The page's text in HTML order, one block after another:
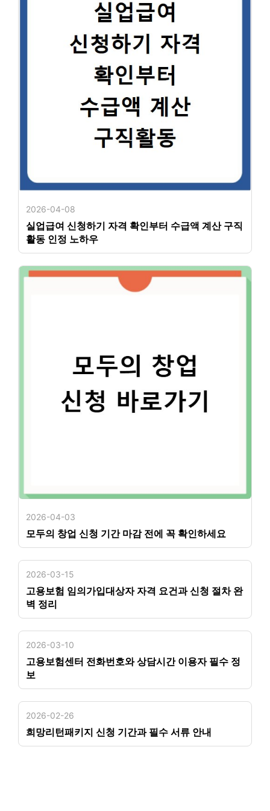
2026-04-08
실업급여 신청하기 자격 확인부터 수급액 계산 구직
활동 인정 노하우
2026-04-03
모두의 창업 신청 기간 마감 전에 꼭 확인하세요
2026-03-15
고용보험 임의가입대상자 자격 요건과 신청 절차 완
벽 정리
2026-03-10
고용보험센터 전화번호와 상담시간 이용자 필수 정
보
2026-02-26
희망리턴패키지 신청 기간과 필수 서류 안내